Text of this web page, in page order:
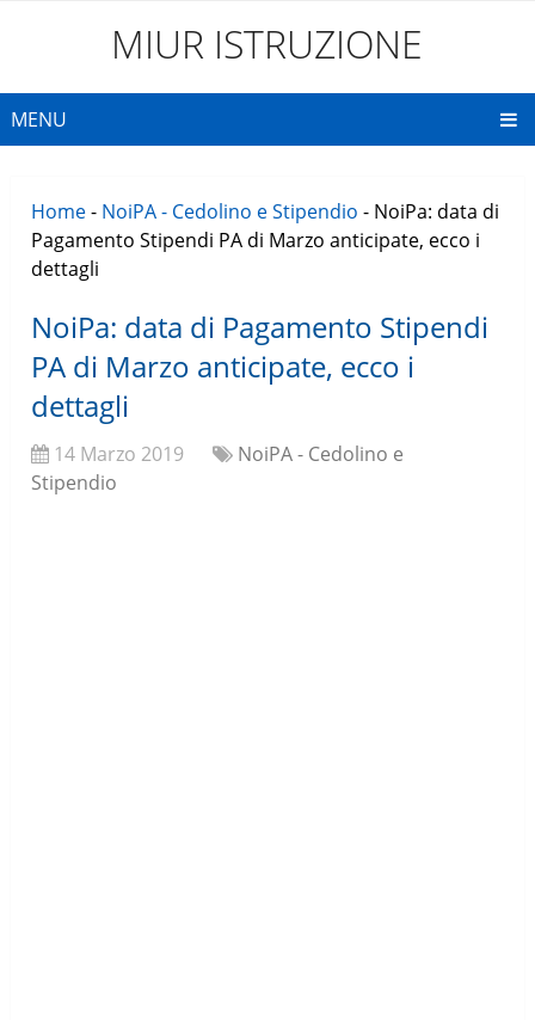
MIUR ISTRUZIONE
MENU
Home- NoiPA - Cedolino e Stipendio - NoiPa: data di
Pagamento Stipendi PA di Marzo anticipate, ecco i
dettagli
NoiPa: data di Pagamento Stipendi
PA di Marzo anticipate, ecco i
dettagli
14 Marzo 2019
NoiPA - Cedolino e
Stipendio